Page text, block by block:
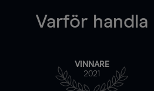
Varför handla
VINNARE
2021